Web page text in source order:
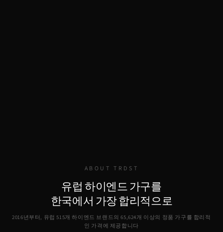
ABOUT TRDST
유럽 하이엔드 가구를
한국에서 가장 합리적으로
2016년부터, 유럽 515개 하이엔드 브랜드의65,624개 이상의 정품 가구를 합리적
인 가격에 제공합니다